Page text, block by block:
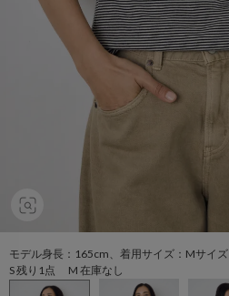
モデル身長：165cm、着用サイズ：Mサイズ
S 残り1点 M 在庫なし